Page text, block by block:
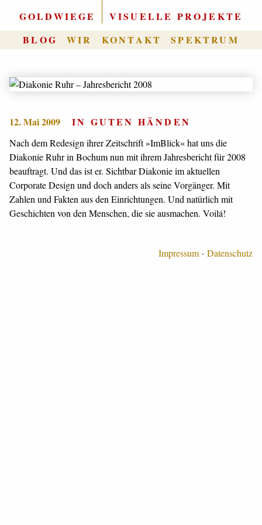
GOLDWIEGE
VISUELLE PROJEKTE
BLOG
WIR KONTAKT SPEKTRUM
12. Mai 2009 IN GUTEN HÄNDEN
Nach dem Redesign ihrer Zeitschrift »ImBlick« hat uns die
Diakonie Ruhr in Bochum nun mit ihrem Jahresbericht für 2008
beauftragt. Und das ist er. Sichtbar Diakonie im aktuellen
Corporate Design und doch anders als seine Vorgänger. Mit
Zahlen und Fakten aus den Einrichtungen. Und natürlich mit
Geschichten von den Menschen, die sie ausmachen. Voilá!
Impressum Datenschutz